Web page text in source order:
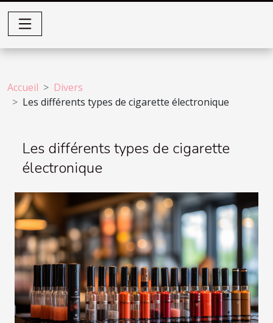
Accueil
Divers
Les différents types de cigarette électronique
Les différents types de cigarette
électronique